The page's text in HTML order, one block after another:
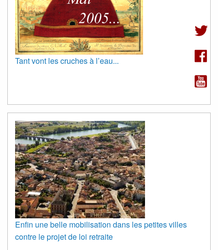
Tant vont les cruches à l’eau...
Enfin une belle mobilisation dans les petites villes
contre le projet de loi retraite